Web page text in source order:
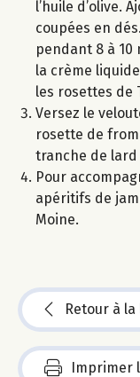
l’huile d’olive.
coupées en
pendant 8 à 10
la crème
les rosettes de
Versez le
rosette de
tranche de
Pour
apéritifs de
Moine.
Retour à la
Imprimer